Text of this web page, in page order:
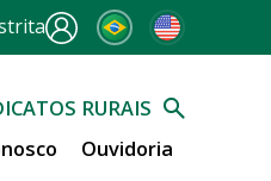
RURAIS
Ouvidoria